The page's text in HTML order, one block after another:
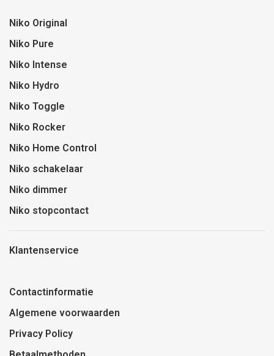
Niko Original
Niko Pure
Niko Intense
Niko Hydro
Niko Toggle
Niko Rocker
Niko Home Control
Niko schakelaar
Niko dimmer
Niko stopcontact
Klantenservice
Contactinformatie
Algemene voorwaarden
Privacy Policy